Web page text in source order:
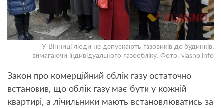
У Вінниці люди не допускають газовиків до будинків,
вимагаючи індивідуального газообліку. Фото: vlasno.info
Закон про комерційний облік газу остаточно
встановив, що облік газу має бути у кожній
квартирі, а лічильники мають встановлюватись за